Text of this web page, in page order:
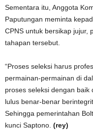
Sementara itu, Anggota
Paputungan meminta
CPNS untuk bersikap jujur,
tahapan tersebut.
“Proses seleksi harus
permainan-permainan di
proses seleksi dengan baik
lulus benar-benar
Sehingga pemerintahan
kunci Saptono. (rey)